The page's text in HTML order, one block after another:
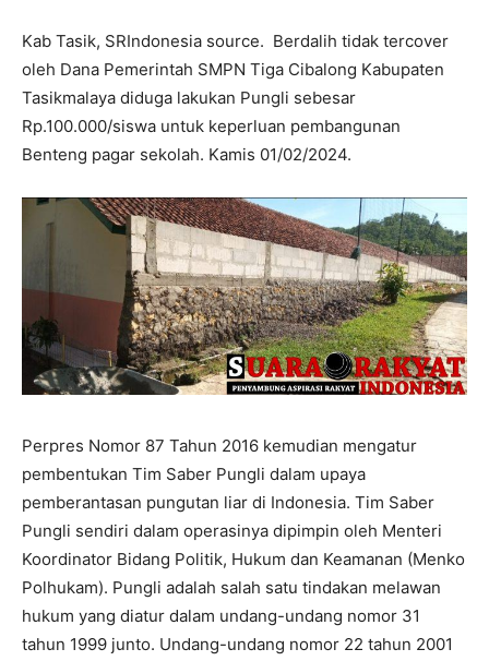
Kab Tasik, SRIndonesia source. Berdalih tidak tercover
oleh Dana Pemerintah SMPN Tiga Cibalong Kabupaten
Tasikmalaya diduga lakukan Pungli sebesar
Rp.100.000/siswa untuk keperluan pembangunan
Benteng pagar sekolah. Kamis 01/02/2024.
Perpres Nomor 87 Tahun 2016 kemudian mengatur
pembentukan Tim Saber Pungli dalam upaya
pemberantasan pungutan liar di Indonesia. Tim Saber
Pungli sendiri dalam operasinya dipimpin oleh Menteri
Koordinator Bidang Politik, Hukum dan Keamanan (Menko
Polhukam). Pungli adalah salah satu tindakan melawan
hukum yang diatur dalam undang-undang nomor 31
tahun 1999 junto. Undang-undang nomor 22 tahun 2001